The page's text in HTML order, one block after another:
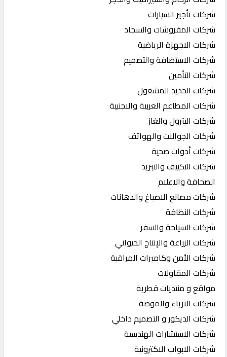
شركات تأجير السيارات
شركات المفروشات والسجاد
شركات الاجهزة الرياضية
شركات الاستضافة والتصميم
شركات التأمين
شركات الحديد المشغول
شركات المطاعم العربية والاجنبية
شركات البترول والغاز
شركات الجوالات والهواتف
شركات أدوات صحية
شركات التكييف والتبريد
الصحافة والاعلام
شركات مصانع الاصباغ والدهانات
شركات النظافة
شركات السياحة والسفر
شركات الزراعة والإنتاج الحيواني
شركات الأمن وكاميرات المراقبة
شركات المقاولات
مواقع و منتديات قطرية
شركات الازياء والموضة
شركات الديكور و التصميم داخلي
شركات الاستشارات الهندسية
شركات الابواب الاكترونية